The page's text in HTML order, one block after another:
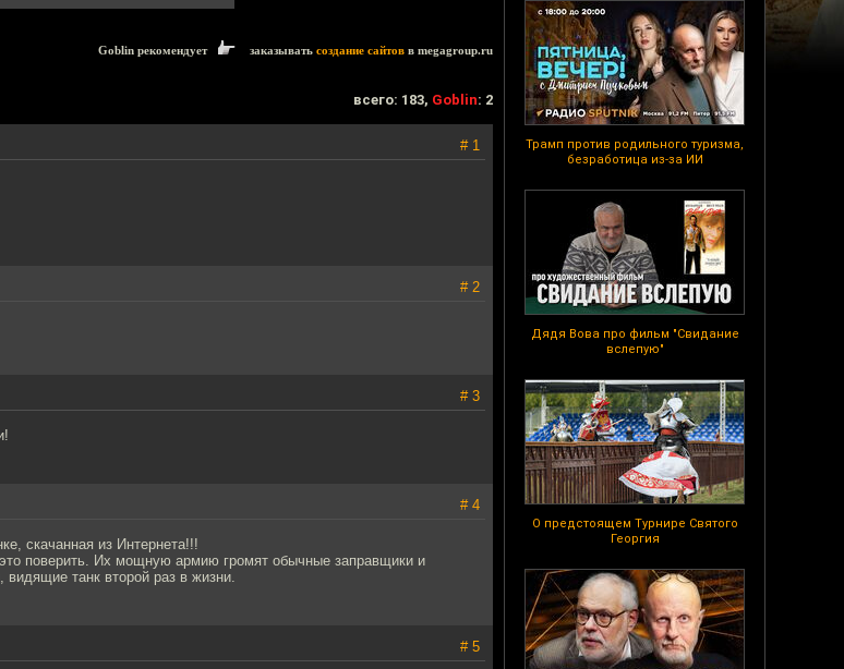
Трамп против родильного туризма,
безработица из-за ИИ
Дядя Вова про фильм "Свидание
вслепую"
О предстоящем Турнире Святого
Георгия
Goblin рекомендует заказывать создание сайтов в megagroup.ru
всего: 183, Goblin: 2
# 1
# 2
# 3
# 4
скачанная из Интернета!!!
поверить. Их мощную армию громят обычные заправщики и
видящие танк второй раз в жизни.
# 5